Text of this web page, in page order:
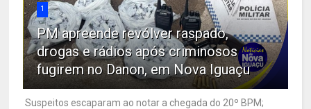
1
PM apreende revólver raspado,
drogas e rádios após criminosos
fugirem no Danon, em Nova Iguaçu
Suspeitos escaparam ao notar a chegada do 20º BPM;